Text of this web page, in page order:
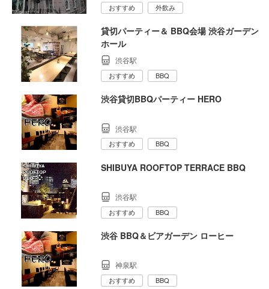
おすすめ 外飲み
貸切パーティー＆ BBQ会場 渋谷ガーデン
ホール
渋谷駅
おすすめ BBQ
渋谷貸切BBQパーティー HERO
渋谷駅
おすすめ BBQ
SHIBUYA ROOFTOP TERRACE BBQ
渋谷駅
おすすめ BBQ
渋谷 BBQ＆ビアガーデン ローヒー
神泉駅
おすすめ BBQ